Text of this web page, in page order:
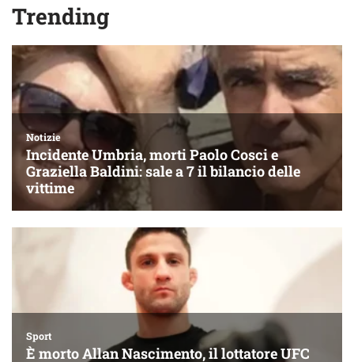
Trending